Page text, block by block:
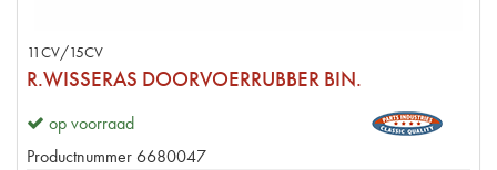
11CV/15CV
R.WISSERAS DOORVOERRUBBER BIN.
op voorraad
Productnummer 6680047